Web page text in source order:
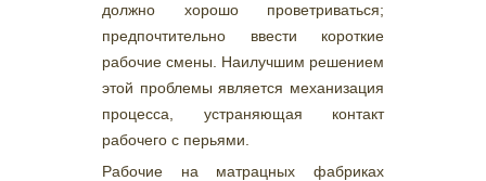
должно хорошо проветриваться;
предпочтительно ввести короткие
рабочие смены. Наилучшим решением
этой проблемы является механизация
процесса, устраняющая контакт
рабочего с перьями.
Рабочие на матрацных фабриках